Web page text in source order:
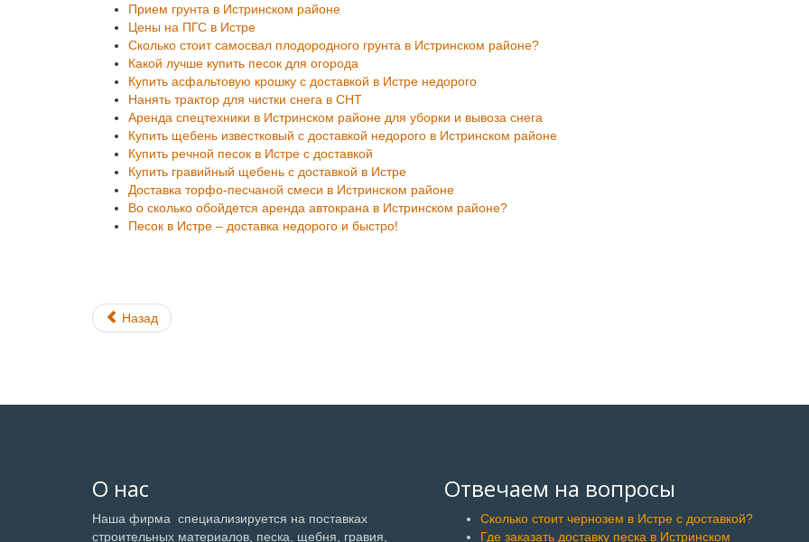
Прием грунта в Истринском районе
Цены на ПГС в Истре
Сколько стоит самосвал плодородного грунта в Истринском районе?
Какой лучше купить песок для огорода
Купить асфальтовую крошку с доставкой в Истре недорого
Нанять трактор для чистки снега в СНТ
Аренда спецтехники в Истринском районе для уборки и вывоза снега
Купить щебень известковый с доставкой недорого в Истринском районе
Купить речной песок в Истре с доставкой
Купить гравийный щебень с доставкой в Истре
Доставка торфо-песчаной смеси в Истринском районе
Во сколько обойдется аренда автокрана в Истринском районе?
Песок в Истре – доставка недорого и быстро!
Назад
О нас
Наша фирма специализируется на поставках
строительных материалов, песка, щебня, гравия,
Отвечаем на вопросы
Сколько стоит чернозем в Истре с доставкой?
Где заказать доставку песка в Истринском